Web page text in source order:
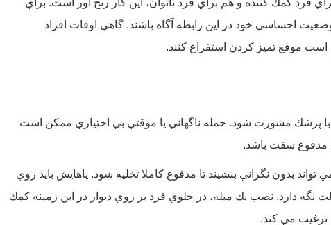
فرد كمك كننده و هم براي فرد ناتوان، اين كار رنج آور است. براي
احساسي خود در اين رابطه آگاه باشند. گاهي اوقات افراد
است موقع تميز كردن استفراغ كنند.
با پزشك مشورت شود. حمله ناگهاني يا موقتي بي اختياري ممكن است
مدفوع سفت باشد.
بدون نگراني بنشيند تا مدفوع کاملا تخليه شود. پاهايش بايد روي
نگه دارد. نصب يك ميله، در جلوي فرد بر روي ديوار در اين زمينه كمك
ترغيب مي كند.